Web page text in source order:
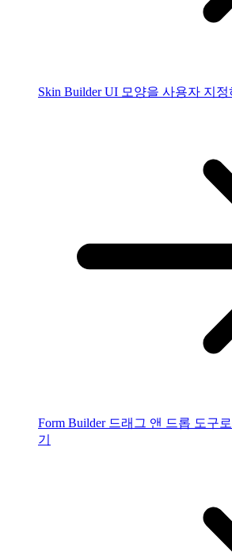
Skin Builder UI 모양을 사용자 지정
Form Builder 드래그 앤 드롭 도구
기